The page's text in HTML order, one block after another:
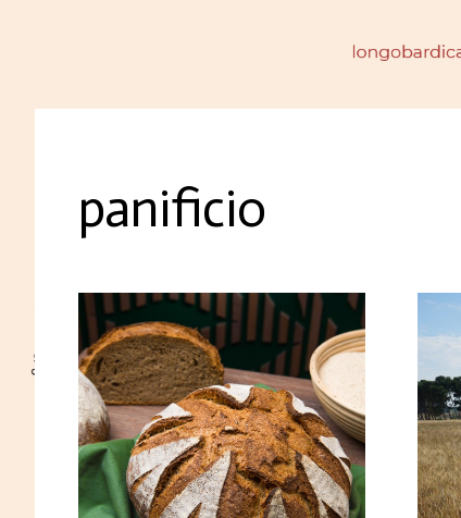
panificio